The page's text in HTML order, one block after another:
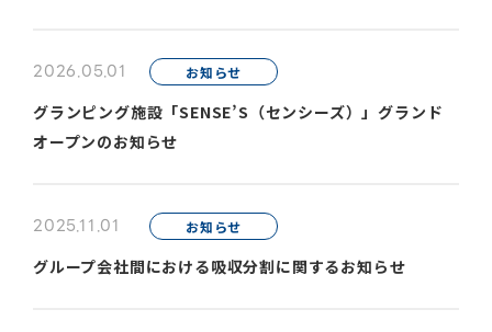
2026.05.01 お知らせ
グランピング施設「SENSE’S（センシーズ）」グランド
オープンのお知らせ
2025.11.01 お知らせ
グループ会社間における吸収分割に関するお知らせ